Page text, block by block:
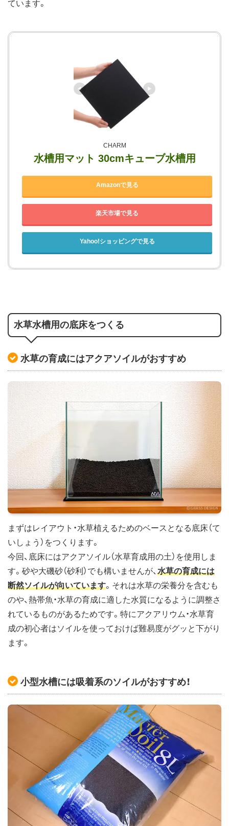
ています。
CHARM
水槽用マット 30cmキューブ水槽用
Amazonで見る
楽天市場で見る
Yahoo!ショッピングで見る
水草水槽用の底床をつくる
水草の育成にはアクアソイルがおすすめ
まずはレイアウト・水草植えるためのベースとなる底床（て
いしょう）をつくります。
今回、底床にはアクアソイル（水草育成用の土）を使用しま
す。砂や大磯砂（砂利）でも構いませんが、 水草の育成には
断然ソイルが向いています。それは水草の栄養分を含むも
のや、熱帯魚・水草の育成に適した水質になるように調整さ
れているものがあるためです。特にアクアリウム・水草育
成の初心者はソイルを使っておけば難易度がグッと下がり
ます。
小型水槽には吸着系のソイルがおすすめ！